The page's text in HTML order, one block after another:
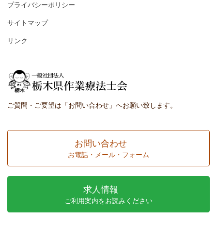
プライバシーポリシー
サイトマップ
リンク
ご質問・ご要望は「お問い合わせ」へお願い致します。
お問い合わせ
お電話・メール・フォーム
求人情報
ご利用案内をお読みください